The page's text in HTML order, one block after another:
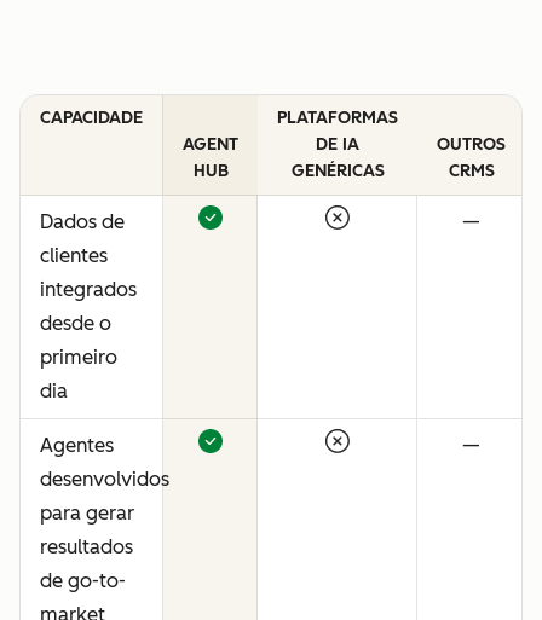
CAPACIDADE
AGENT
HUB
PLATAFORMAS
DE IA
GENÉRICAS
OUTROS
CRMS
Dados de
clientes
integrados
desde o
primeiro
dia
—
Agentes
desenvolvidos
para gerar
resultados
de go-to-
market
—